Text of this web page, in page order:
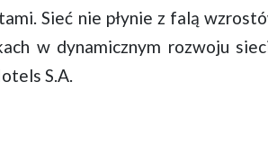
Sieć nie płynie z falą
w dynamicznym rozwoju
S.A.